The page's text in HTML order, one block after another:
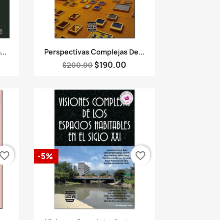
Vista rápida
Perspectivas Complejas De...
$200.00$190.00
favorite_border -5% favorite_border